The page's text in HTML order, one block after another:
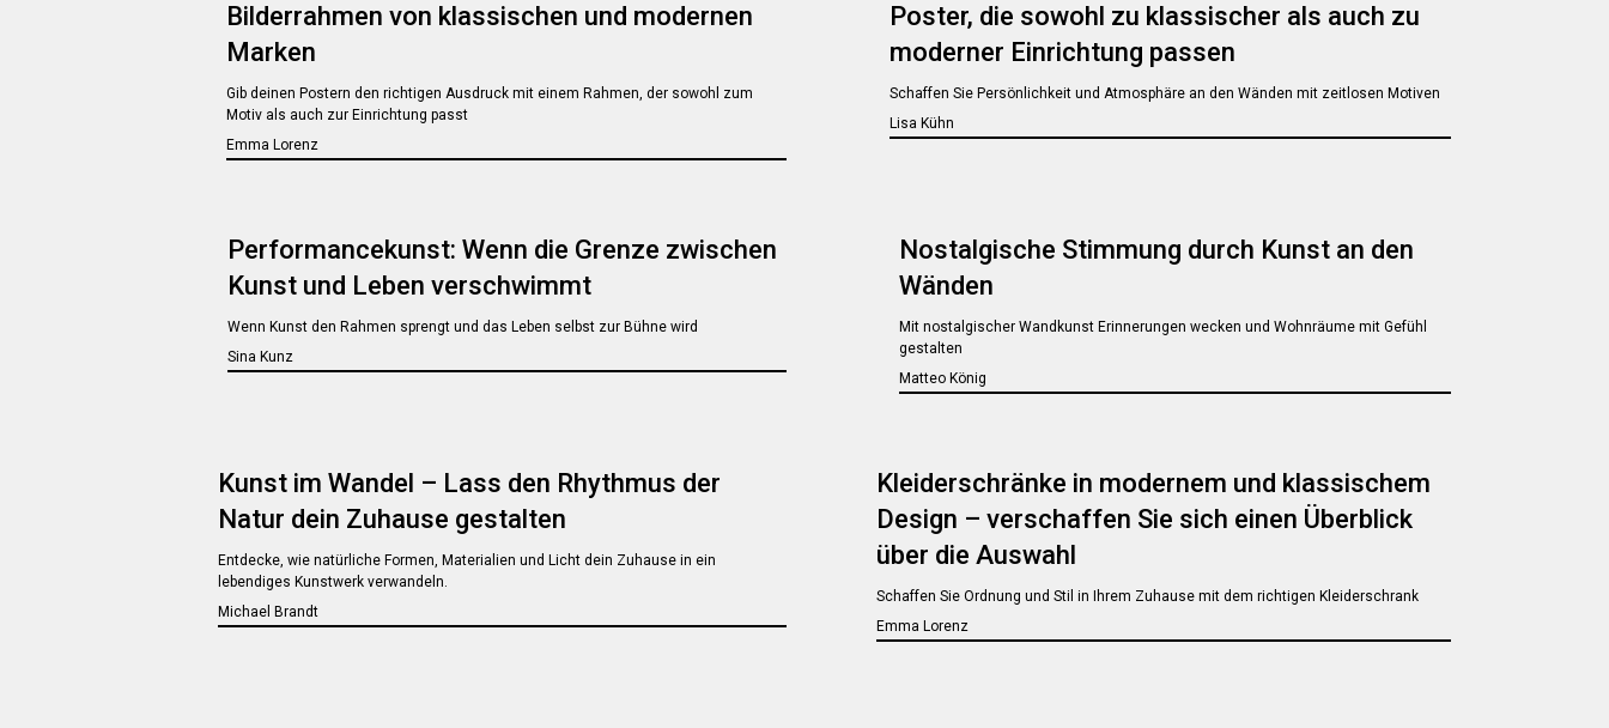
Bilderrahmen von klassischen und modernen
Marken
Gib deinen Postern den richtigen Ausdruck mit einem Rahmen, der sowohl zum
Motiv als auch zur Einrichtung passt
Emma Lorenz
Poster, die sowohl zu klassischer als auch zu
moderner Einrichtung passen
Schaffen Sie Persönlichkeit und Atmosphäre an den Wänden mit zeitlosen Motiven
Lisa Kühn
Performancekunst: Wenn die Grenze zwischen
Kunst und Leben verschwimmt
Wenn Kunst den Rahmen sprengt und das Leben selbst zur Bühne wird
Sina Kunz
Nostalgische Stimmung durch Kunst an den
Wänden
Mit nostalgischer Wandkunst Erinnerungen wecken und Wohnräume mit Gefühl
gestalten
Matteo König
Kunst im Wandel – Lass den Rhythmus der
Natur dein Zuhause gestalten
Entdecke, wie natürliche Formen, Materialien und Licht dein Zuhause in ein
lebendiges Kunstwerk verwandeln.
Michael Brandt
Kleiderschränke in modernem und klassischem
Design – verschaffen Sie sich einen Überblick
über die Auswahl
Schaffen Sie Ordnung und Stil in Ihrem Zuhause mit dem richtigen Kleiderschrank
Emma Lorenz